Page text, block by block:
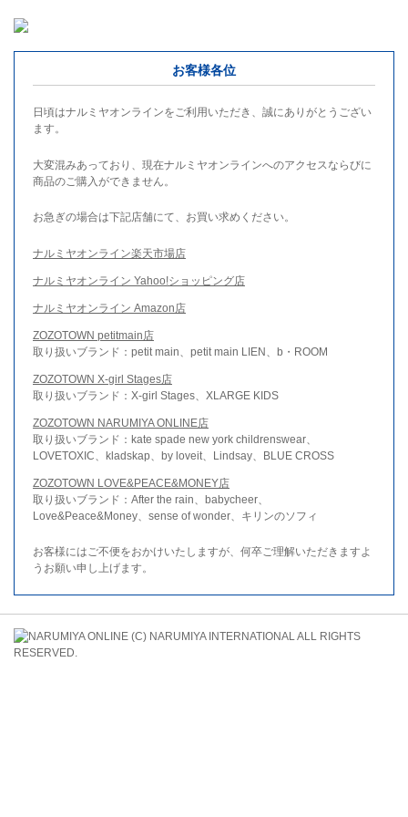
お客様各位
日頃はナルミヤオンラインをご利用いただき、誠にありがとうござい
ます。
大変混みあっており、現在ナルミヤオンラインへのアクセスならびに
商品のご購入ができません。
お急ぎの場合は下記店舗にて、お買い求めください。
ナルミヤオンライン楽天市場店
ナルミヤオンライン Yahoo!ショッピング店
ナルミヤオンライン Amazon店
ZOZOTOWN petitmain店
取り扱いブランド：petit main、petit main LIEN、b・ROOM
ZOZOTOWN X-girl Stages店
取り扱いブランド：X-girl Stages、XLARGE KIDS
ZOZOTOWN NARUMIYA ONLINE店
取り扱いブランド：kate spade new york childrenswear、
LOVETOXIC、kladskap、by loveit、Lindsay、BLUE CROSS
ZOZOTOWN LOVE&PEACE&MONEY店
取り扱いブランド：After the rain、babycheer、
Love&Peace&Money、sense of wonder、キリンのソフィ
お客様にはご不便をおかけいたしますが、何卒ご理解いただきますよ
うお願い申し上げます。